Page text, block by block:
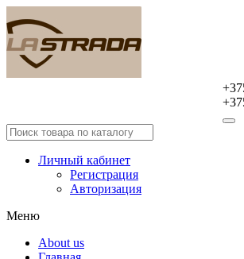
Личный кабинет
Регистрация
Авторизация
Меню
About us